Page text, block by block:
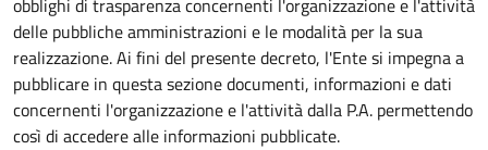
obblighi di trasparenza concernenti l'organizzazione e l'attività
delle pubbliche amministrazioni e le modalità per la sua
realizzazione. Ai fini del presente decreto, l'Ente si impegna a
pubblicare in questa sezione documenti, informazioni e dati
concernenti l'organizzazione e l'attività dalla P.A. permettendo
così di accedere alle informazioni pubblicate.